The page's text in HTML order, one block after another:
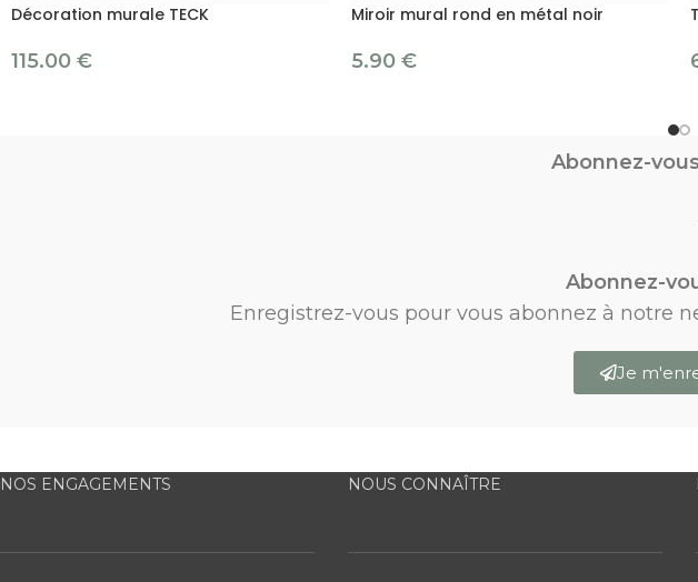
Décoration murale TECK
115.00 €
Miroir mural rond en métal noir
5.90 €
Abonnez-
Abonnez-
Enregistrez-vous pour vous abonnez à notre
Je
NOS ENGAGEMENTS NOUS CONNAÎTRE